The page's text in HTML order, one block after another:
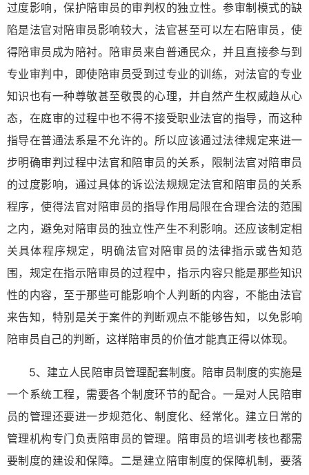
过度影响，保护陪审员的审判权的独立性。参审制模式的缺
陷是法官对陪审员影响较大，法官甚至可以左右陪审员，使
得陪审员成为陪衬。陪审员来自普通民众，并且直接参与到
专业审判中，即使陪审员受到过专业的训练，对法官的专业
知识也有一种尊敬甚至敬畏的心理，并自然产生权威趋从心
态，在庭审的过程中也不得不接受职业法官的指导，而这种
指导在普通法系是不允许的。所以应该通过法律规定来进一
步明确审判过程中法官和陪审员的关系，限制法官对陪审员
的过度影响，通过具体的诉讼法规规定法官和陪审员的关系
程序，使得法官对陪审员的指导作用局限在合理合法的范围
之内，避免对陪审员的独立性产生不利影响。还应该制定相
关具体程序规定，明确法官对陪审员的法律指示或告知范
围，规定在指示陪审员的过程中，指示内容只能是那些知识
性的内容，至于那些可能影响个人判断的内容，不能由法官
来告知，特别是关于案件的判断观点不能够告知，以免影响
陪审员自己的判断，这样陪审员的价值才能真正得以体现。
5、建立人民陪审员管理配套制度。陪审员制度的实施是
一个系统工程，需要各个制度环节的配合。一是对人民陪审
员的管理还要进一步规范化、制度化、经常化。建立日常的
管理机构专门负责陪审员的管理。陪审员的培训考核也都需
要制度的建设和保障。二是建立陪审制度的保障机制，要落